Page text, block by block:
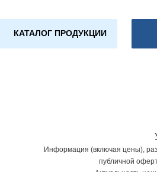
КАТАЛОГ ПРОДУКЦИИ
Информация (включая цены),
публичной